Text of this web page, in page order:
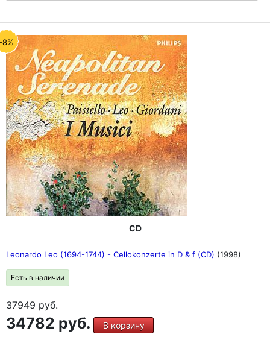
8%
CD
Leonardo Leo (1694-1744) - Cellokonzerte in D & f (CD) (1998)
Есть в наличии
37949руб.
34782 руб. В корзину